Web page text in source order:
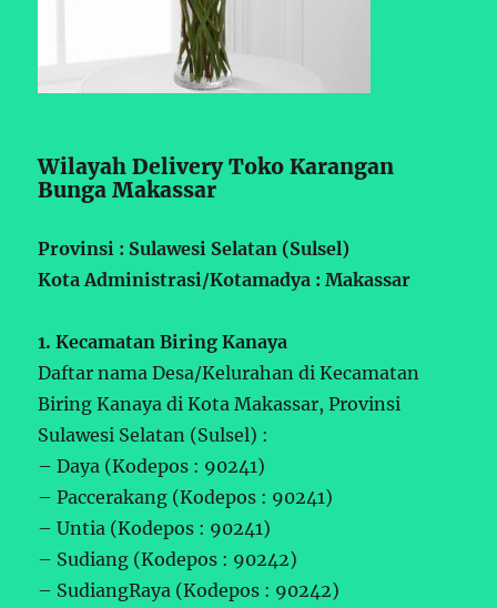
Wilayah Delivery Toko Karangan
Bunga Makassar
Provinsi : Sulawesi Selatan (Sulsel)
Kota Administrasi/Kotamadya : Makassar
1. Kecamatan Biring Kanaya
Daftar nama Desa/Kelurahan di Kecamatan
Biring Kanaya di Kota Makassar, Provinsi
Sulawesi Selatan (Sulsel) :
– Daya (Kodepos : 90241)
– Paccerakang (Kodepos : 90241)
– Untia (Kodepos : 90241)
– Sudiang (Kodepos : 90242)
– SudiangRaya (Kodepos : 90242)